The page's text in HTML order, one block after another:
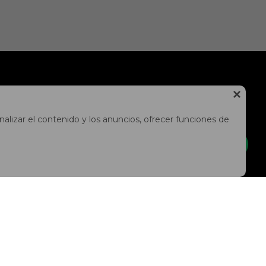

el contenido y los anuncios, ofrecer funciones de